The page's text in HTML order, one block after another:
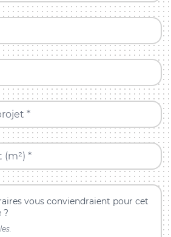
*
(m²) *
vous conviendraient pour cet
?